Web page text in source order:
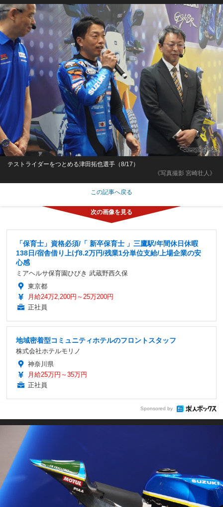
《写真撮影 宮崎壮人》
テストライダーをつとめる津田拓也選手（8/17）
この記事へ戻る
「保育士」資格必須/「 新卒保育士 」三鷹駅/年間休日休暇
138日/宿舎借り上げ8.2万円/残業1分単位支給/上場企業の安
心感
ミアヘルサ保育園ひびき 武蔵野西久保
東京都
月給24万2,200円～25万200円
正社員
地域密着型コミュニティホテルのフロントスタッフ
株式会社ホテルモリノ
神奈川県
月給25万円～35万円
正社員
Sponsored by